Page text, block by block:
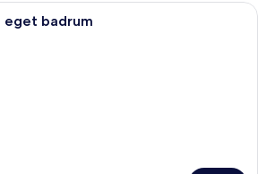
En snyggt bäddad säng med vita
eget badrum